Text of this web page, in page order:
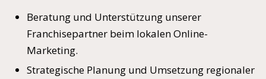
Beratung und Unterstützung unserer
Franchisepartner beim lokalen Online-
Marketing.
Strategische Planung und Umsetzung regionaler